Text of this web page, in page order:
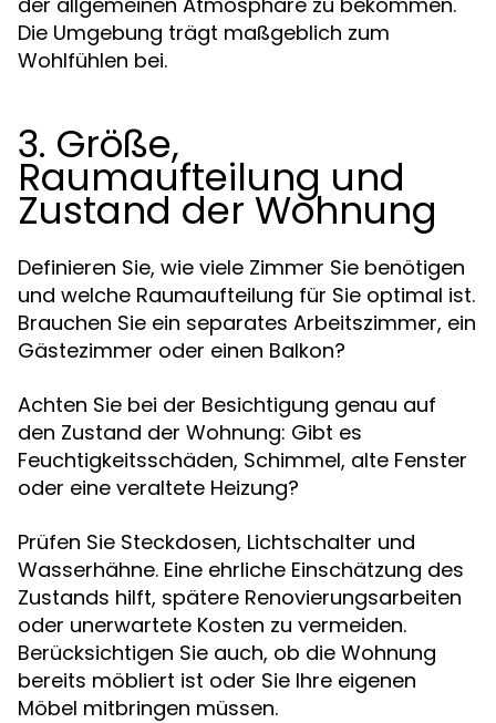
Die Umgebung trägt maßgeblich zum
Wohlfühlen bei.
3. Größe,
Raumaufteilung und
Zustand der Wohnung
Definieren Sie, wie viele Zimmer Sie benötigen
und welche Raumaufteilung für Sie optimal ist.
Brauchen Sie ein separates Arbeitszimmer, ein
Gästezimmer oder einen Balkon?
Achten Sie bei der Besichtigung genau auf
den Zustand der Wohnung: Gibt es
Feuchtigkeitsschäden, Schimmel, alte Fenster
oder eine veraltete Heizung?
Prüfen Sie Steckdosen, Lichtschalter und
Wasserhähne. Eine ehrliche Einschätzung des
Zustands hilft, spätere Renovierungsarbeiten
oder unerwartete Kosten zu vermeiden.
Berücksichtigen Sie auch, ob die Wohnung
bereits möbliert ist oder Sie Ihre eigenen
Möbel mitbringen müssen.